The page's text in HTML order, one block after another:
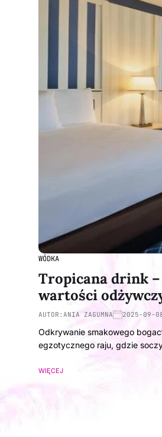
WÓDKA
Tropicana drink
wartości
AUTOR: ANIA ZAGUMNA 2025-09-
Odkrywanie smakowego
egzotycznego raju, gdzie
WIĘCEJ